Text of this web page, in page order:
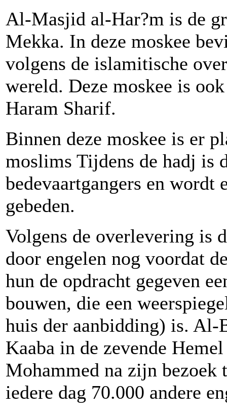
Al-Masjid al-Har?m is de
Mekka. In deze moskee
volgens de islamitische
wereld. Deze moskee is
Haram Sharif.
Binnen deze moskee is er
moslims Tijdens de hadj is
bedevaartgangers en
gebeden.
Volgens de overlevering is
door engelen nog voordat
hun de opdracht gegeven
bouwen, die een
huis der aanbidding) is. Al-
Kaaba in de zevende
Mohammed na zijn bezoek
iedere dag 70.000 andere